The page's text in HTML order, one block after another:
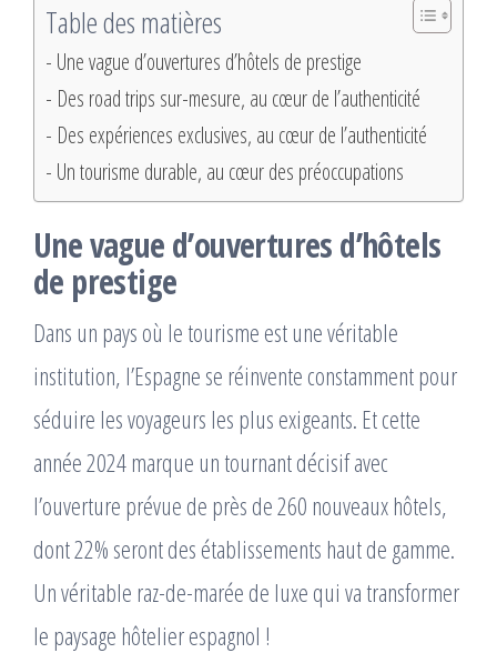
Table des matières
Une vague d’ouvertures d’hôtels de prestige
Des road trips sur-mesure, au cœur de l’authenticité
Des expériences exclusives, au cœur de l’authenticité
Un tourisme durable, au cœur des préoccupations
Une vague d’ouvertures d’hôtels
de prestige
Dans un pays où le tourisme est une véritable
institution, l’Espagne se réinvente constamment pour
séduire les voyageurs les plus exigeants. Et cette
année 2024 marque un tournant décisif avec
l’ouverture prévue de près de 260 nouveaux hôtels,
dont 22% seront des établissements haut de gamme.
Un véritable raz-de-marée de luxe qui va transformer
le paysage hôtelier espagnol !